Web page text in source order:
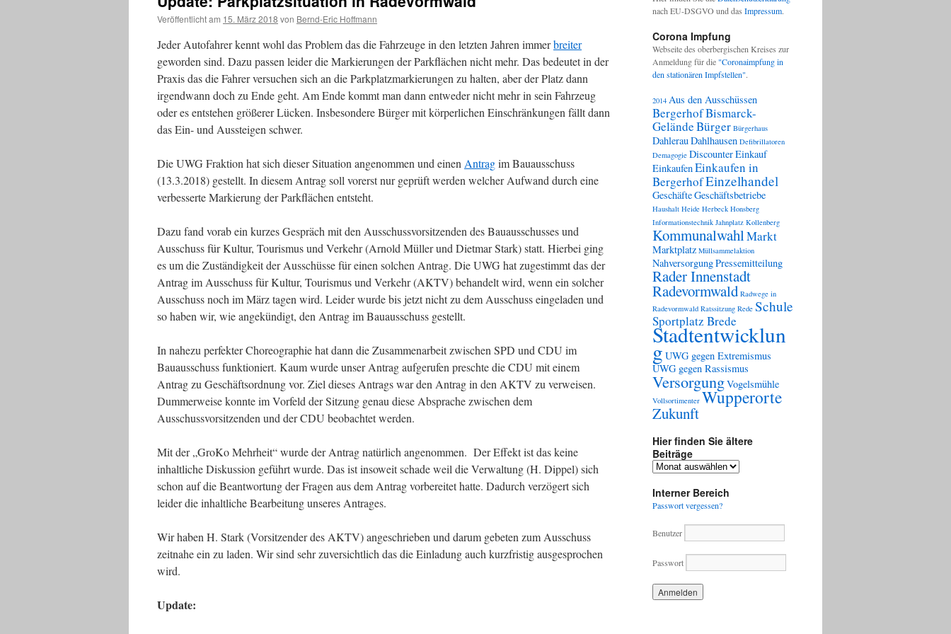
Veröffentlicht am 15. März 2018 von Bernd-Eric Hoffmann
Jeder Autofahrer kennt wohl das Problem das die Fahrzeuge in den letzten Jahren immerbreiter
geworden sind. Dazu passen leider die Markierungen der Parkflächen nicht mehr. Das bedeutet in der
Praxis das die Fahrer versuchen sich an die Parkplatzmarkierungen zu halten, aber der Platz dann
irgendwann doch zu Ende geht. Am Ende kommt man dann entweder nicht mehr in sein Fahrzeug
oder es entstehen größerer Lücken. Insbesondere Bürger mit körperlichen Einschränkungen fällt dann
das Ein- und Aussteigen schwer.
Die UWG Fraktion hat sich dieser Situation angenommen und einen Antragim Bauausschuss
(13.3.2018) gestellt. In diesem Antrag soll vorerst nur geprüft werden welcher Aufwand durch eine
verbesserte Markierung der Parkflächen entsteht.
Dazu fand vorab ein kurzes Gespräch mit den Ausschussvorsitzenden des Bauausschusses und
Ausschuss für Kultur, Tourismus und Verkehr (Arnold Müller und Dietmar Stark) statt. Hierbei ging
es um die Zuständigkeit der Ausschüsse für einen solchen Antrag. Die UWG hat zugestimmt das der
Antrag im Ausschuss für Kultur, Tourismus und Verkehr (AKTV) behandelt wird, wenn ein solcher
Ausschuss noch im März tagen wird. Leider wurde bis jetzt nicht zu dem Ausschuss eingeladen und
so haben wir, wie angekündigt, den Antrag im Bauausschuss gestellt.
In nahezu perfekter Choreographie hat dann die Zusammenarbeit zwischen SPD und CDU im
Bauausschuss funktioniert. Kaum wurde unser Antrag aufgerufen preschte die CDU mit einem
Antrag zu Geschäftsordnung vor. Ziel dieses Antrags war den Antrag in den AKTV zu verweisen.
Dummerweise konnte im Vorfeld der Sitzung genau diese Absprache zwischen dem
Ausschussvorsitzenden und der CDU beobachtet werden.
Mit der „GroKo Mehrheit“ wurde der Antrag natürlich angenommen. Der Effekt ist das keine
inhaltliche Diskussion geführt wurde. Das ist insoweit schade weil die Verwaltung (H. Dippel) sich
schon auf die Beantwortung der Fragen aus dem Antrag vorbereitet hatte. Dadurch verzögert sich
leider die inhaltliche Bearbeitung unseres Antrages.
Wir haben H. Stark (Vorsitzender des AKTV) angeschrieben und darum gebeten zum Ausschuss
zeitnahe ein zu laden. Wir sind sehr zuversichtlich das die Einladung auch kurzfristig ausgesprochen
wird.
Update:
nach EU-DSGVO und das Impressum.
Corona Impfung
Webseite des oberbergischen Kreises zur
Anmeldung für die "Coronaimpfung in
den stationären Impfstellen".
2014 Aus den Ausschüssen
BergerhofBismarck-
GeländeBürger Bürgerhaus
DahlerauDahlhausen Defibrillatoren
Demagogie DiscounterEinkauf
EinkaufenEinkaufen in
BergerhofEinzelhandel
GeschäfteGeschäftsbetriebe
Haushalt Heide Herbeck Honsberg
Informationstechnik Jahnplatz Kollenberg
KommunalwahlMarkt
Marktplatz Müllsammelaktion
NahversorgungPressemitteilung
Rader Innenstadt
Radevormwald Radwege in
Radevormwald Ratssitzung Rede Schule
Sportplatz Brede
Stadtentwicklun
g UWG gegen Extremismus
UWG gegen Rassismus
VersorgungVogelsmühle
Vollsortimenter Wupperorte
Zukunft
Hier finden Sie ältere
Beiträge
Hier
Sie
ältere
Interner Bereich
Passwort vergessen?
Benutzer
Passwort